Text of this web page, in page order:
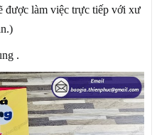
được làm việc trực tiếp với xư
.